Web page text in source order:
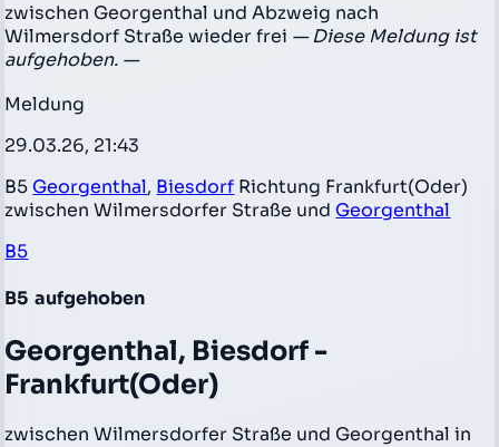
zwischen Georgenthal und Abzweig nach
Wilmersdorf Straße wieder frei — Diese Meldung ist
aufgehoben. —
Meldung
29.03.26, 21:43
B5 Georgenthal, Biesdorf Richtung Frankfurt(Oder)
zwischen Wilmersdorfer Straße und Georgenthal
B5
B5 aufgehoben
Georgenthal, Biesdorf -
Frankfurt(Oder)
zwischen Wilmersdorfer Straße und Georgenthal in